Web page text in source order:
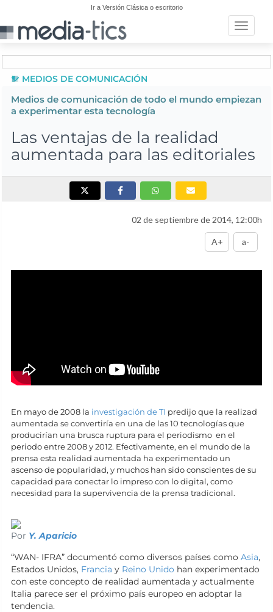
Ir a Versión Clásica o escritorio
Toggle
MEDIOS DE COMUNICACIÓN
Medios de comunicación de todo el mundo empiezan
a experimentar esta tecnología
Las ventajas de la realidad
aumentada para las editoriales
02 de septiembre de 2014, 12:00h
A+ a-
En mayo de 2008 la investigación de TI predijo que la realizad
aumentada se convertiría en una de las 10 tecnologías que
producirían una brusca ruptura para el periodismo en el
periodo entre 2008 y 2012. Efectivamente, en el mundo de la
prensa esta realidad aumentada ha experimentado un
ascenso de popularidad, y muchos han sido conscientes de su
capacidad para conectar lo impreso con lo digital, como
necesidad para la supervivencia de la prensa tradicional.
Por Y. Aparicio
“WAN- IFRA” documentó como diversos países como Asia,
Estados Unidos, Francia y Reino Unido han experimentado
con este concepto de realidad aumentada y actualmente
Italia parece ser el próximo país europeo en adoptar la
tendencia.